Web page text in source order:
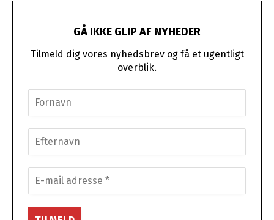
GÅ IKKE GLIP AF NYHEDER
Tilmeld dig vores nyhedsbrev og få et ugentligt
overblik.